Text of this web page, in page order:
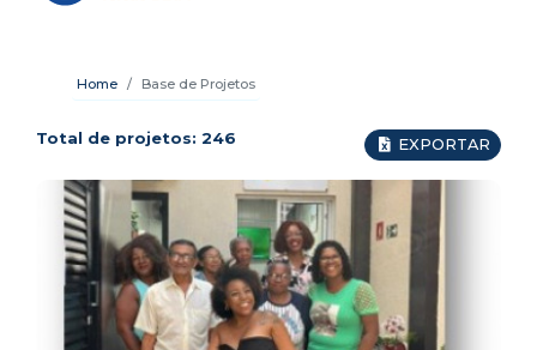
Home Base de Projetos
Total de projetos: 246 EXPORTAR